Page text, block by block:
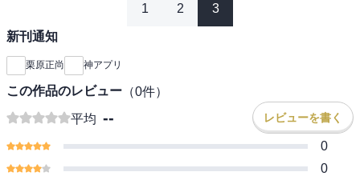
1 2 3
新刊通知
栗原正尚 神アプリ
この作品のレビュー （0件）
平均 -- レビューを書く
0
0